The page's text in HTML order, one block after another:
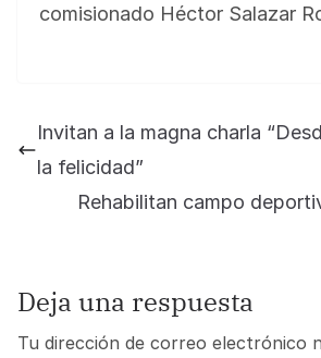
comisionado Héctor Salazar
Invitan a la magna charla
la felicidad”
Rehabilitan campo
Deja una respuesta
Tu dirección de correo electrónico